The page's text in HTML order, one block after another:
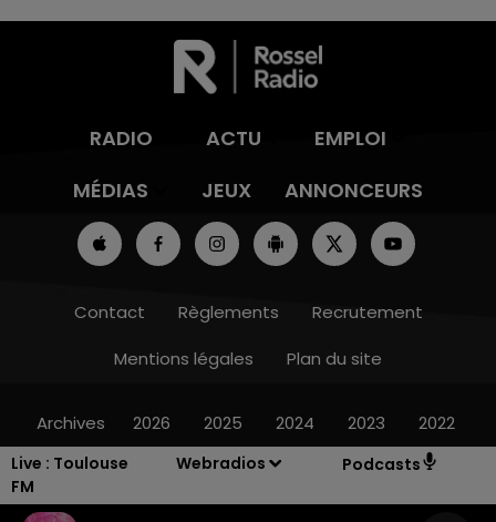
Live : Toulouse
FM
Webradios Podcasts
RADIO ACTU
EMPLOI
MÉDIAS
JEUX ANNONCEURS
Contact Règlements
Recrutement
Mentions légales
Plan du site
Archives 2026 2025 2024 2023 2022